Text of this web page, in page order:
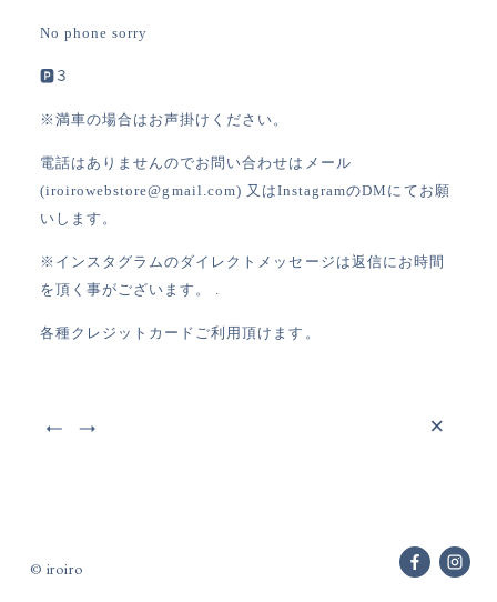
No phone sorry
🅿︎３
※満車の場合はお声掛けください。
電話はありませんのでお問い合わせはメール
(iroirowebstore@gmail.com) 又はInstagramのDMにてお願
いします。
※インスタグラムのダイレクトメッセージは返信にお時間
を頂く事がございます。
.
各種クレジットカードご利用頂けます。
×
© iroiro